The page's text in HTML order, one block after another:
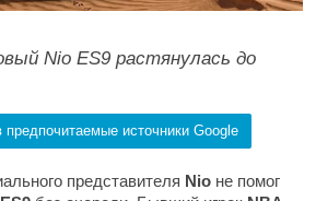
Nio ES9 растянулась до
предпочитаемые источники Google
представителя Nio не помог